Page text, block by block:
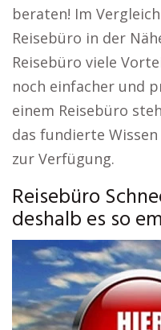
beraten! Im
Reisebüro in der
Reisebüro viele
noch einfacher und
einem Reisebüro
das fundierte
zur Verfügung.
Reisebüro
deshalb es so